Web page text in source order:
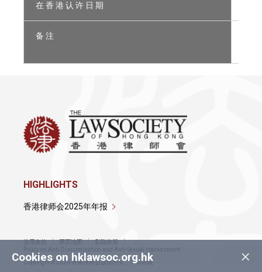
在 香 港 认 许 日 期
备 注
×
Cookies on hklawsoc.org.hk
HIGHLIGHTS
香港律师会2025年年报
使用条款 网页地图
私隐政策
Policy on Anti-Discrimination and Anti-Sexual Harassment
Copyright © 2026 香港律师会版权所有，不得转载